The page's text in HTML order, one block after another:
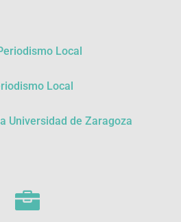
Local
Local
Universidad de Zaragoza
